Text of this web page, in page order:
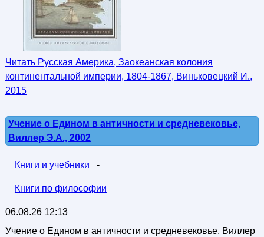
Читать Русская Америка, Заокеанская колония
континентальной империи, 1804-1867, Виньковецкий И.,
2015
Учение о Едином в античности и средневековье,
Виллер Э.А., 2002
Книги и учебники -
Книги по философии
06.08.26 12:13
Учение о Едином в античности и средневековье, Виллер